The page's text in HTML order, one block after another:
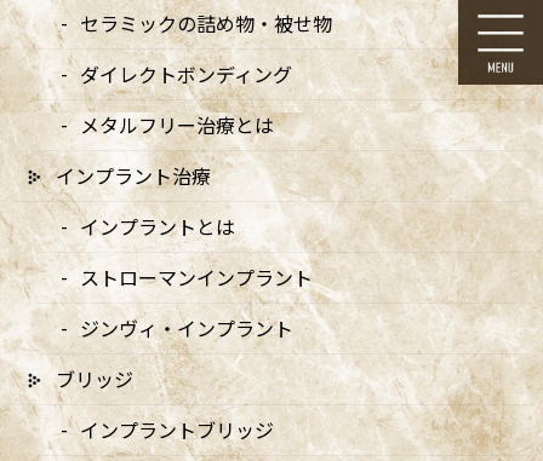
コ
ン
テ
ン
ツ
に
移
動
ナ
ビ
ゲ
ー
シ
ョ
ン
に
移
動 予防
HOME 予防
ドクターより
セラミックの詰め物・被せ物
ダイレクトボンディング
メタルフリー治療とは
インプラント治療
インプラントとは
ストローマンインプラント
ジンヴィ・インプラント
ブリッジ
インプラントブリッジ